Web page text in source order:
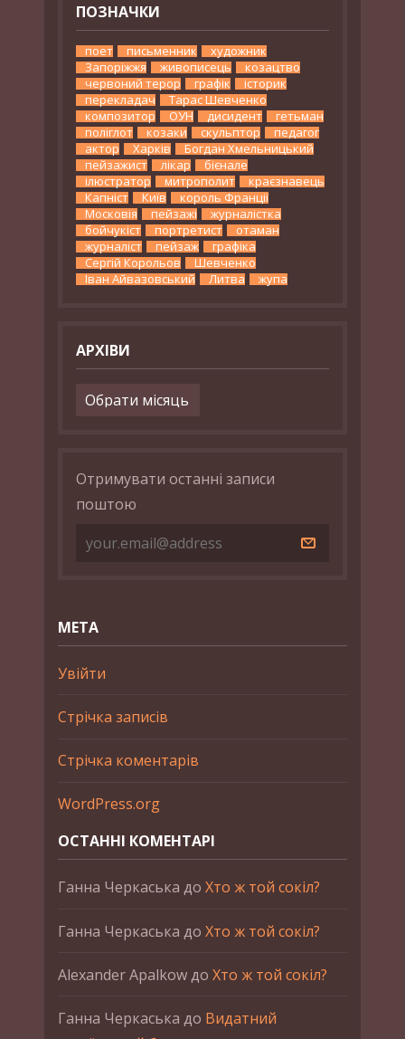
ПОЗНАЧКИ
поет письменник
художник
Запоріжжя
живописець
козацтво
червоний терор
графік
історик
перекладач
Тарас Шевченко
композитор
ОУН дисидент
гетьман
поліглот
козаки скульптор
педагог
актор
Харків
Богдан Хмельницький
пейзажист
лікар
бієнале
ілюстратор
митрополит
краєзнавець
Капніст
Київ
король Франції
Московія
пейзажі
журналістка
бойчукіст
портретист
отаман
журналіст
пейзаж
графіка
Сергій Корольов
Шевченко
Іван Айвазовський
Литва жупа
АРХІВИ
Архіви
Отримувати останні записи
поштою
МЕТА
Увійти
Стрічка записів
Стрічка коментарів
WordPress.org
ОСТАННІ КОМЕНТАРІ
Ганна Черкаська до Хто ж той сокіл?
Ганна Черкаська до Хто ж той сокіл?
Alexander Apalkowдо Хто ж той сокіл?
Ганна Черкаська до Видатний